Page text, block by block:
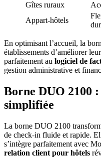
Gîtes ruraux
Appart-hôtels
En optimisant l’accueil, la
établissements d’améliorer
parfaitement au logiciel de
gestion administrative et
Borne DUO 2100
simplifiée
La borne DUO 2100
de check-in fluide et rapide.
s’intègre parfaitement avec
relation client pour hôtels